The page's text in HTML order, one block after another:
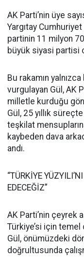
AK Parti’nin üye
Yargıtay
partinin 11 milyon
büyük siyasi partisi
Bu rakamın yalnızca
vurgulayan Gül, AK
milletle kurduğu
Gül, 25 yıllık
teşkilat
kaybeden dava
andı.
“TÜRKİYE
EDECEĞİZ”
AK Parti’nin çeyrek
Türkiye’si için
Gül, önümüzdeki
doğrultusunda